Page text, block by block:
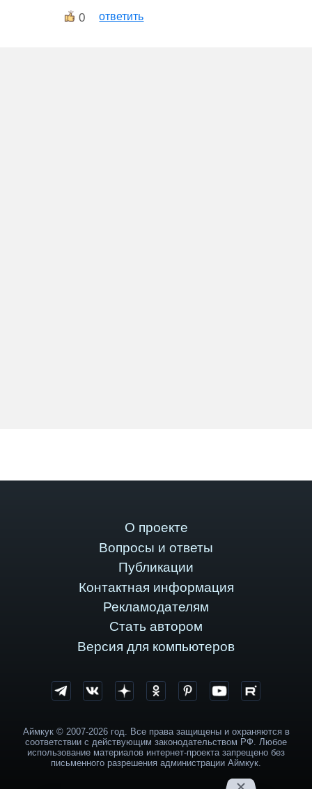
0 ответить
О проекте
Вопросы и ответы
Публикации
Контактная информация
Рекламодателям
Стать автором
Версия для компьютеров
Аймкук © 2007-2026 год. Все права защищены и охраняются в
соответствии с действующим законодательством РФ. Любое
использование материалов интернет-проекта запрещено без
письменного разрешения администрации Аймкук.